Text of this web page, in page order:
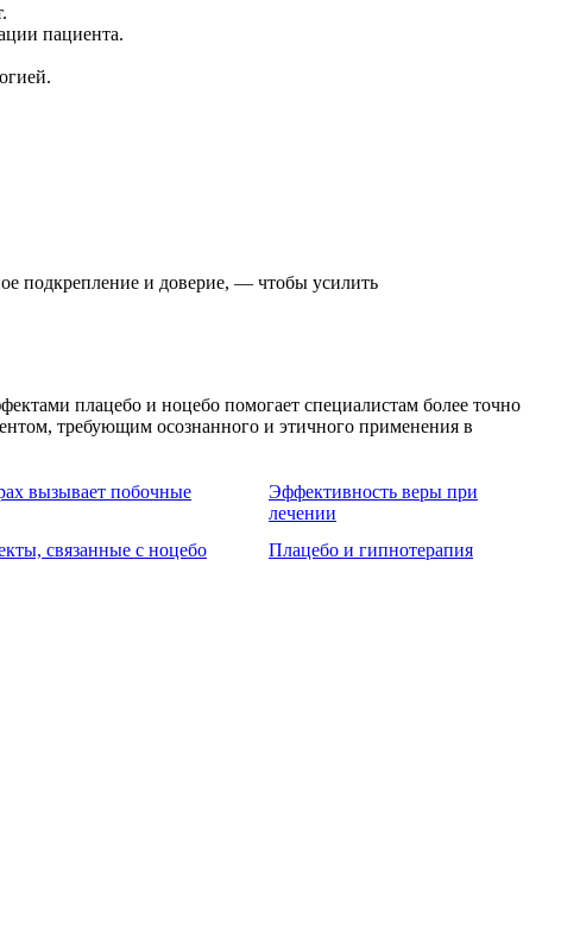
пациента.
подкрепление и доверие, — чтобы усилить
плацебо и ноцебо помогает специалистам более точно
требующим осознанного и этичного применения в
вызывает побочные
Эффективность веры при
лечении
связанные с ноцебо Плацебо и гипнотерапия